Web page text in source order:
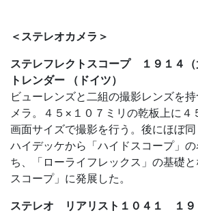
＜ステレオカメラ＞
ステレフレクトスコープ １９１４
トレンダー （ドイツ）
ビューレンズと二組の撮影レンズを
メラ。４５×１０７ミリの乾板上に４
画面サイズで撮影を行う。後にほぼ
ハイデッケから「ハイドスコープ」
ち、「ローライフレックス」の基礎
スコープ」に発展した。
ステレオ リアリスト１０４１ １９